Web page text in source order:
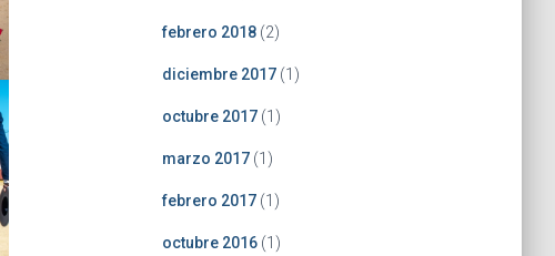
febrero 2018(2)
diciembre 2017(1)
octubre 2017(1)
marzo 2017(1)
febrero 2017(1)
octubre 2016(1)